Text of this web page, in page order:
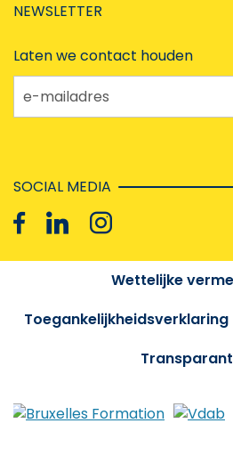
NEWSLETTER
Laten we contact houden
e-mailadres
SOCIAL MEDIA
Wettelijke
Toegankelijkheidsverklaring